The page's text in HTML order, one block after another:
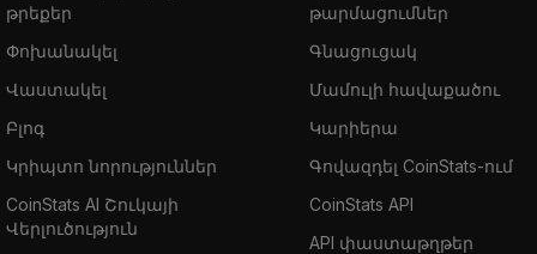
թրեքեր
Փոխանակել
Վաստակել
Բլոգ
Կրիպտո նորություններ
CoinStats AI Շուկայի
Վերլուծություն
թարմացումներ
Գնացուցակ
Մամուլի հավաքածու
Կարիերա
Գովազդել CoinStats-ում
CoinStats API
API փաստաթղթեր